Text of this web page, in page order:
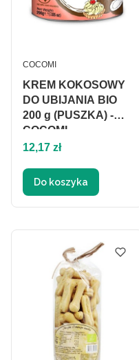
KREM KOKOSOWY
DO UBIJANIA BIO
200 g (PUSZKA) -
COCOMI
PRODUCENT
COCOMI
Cena
12,17 zł
Do koszyka